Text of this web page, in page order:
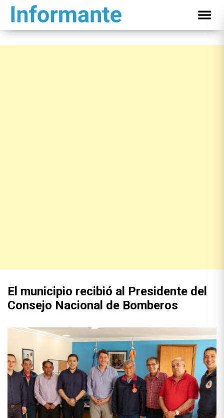
El municipio recibió al Presidente del
Consejo Nacional de Bomberos